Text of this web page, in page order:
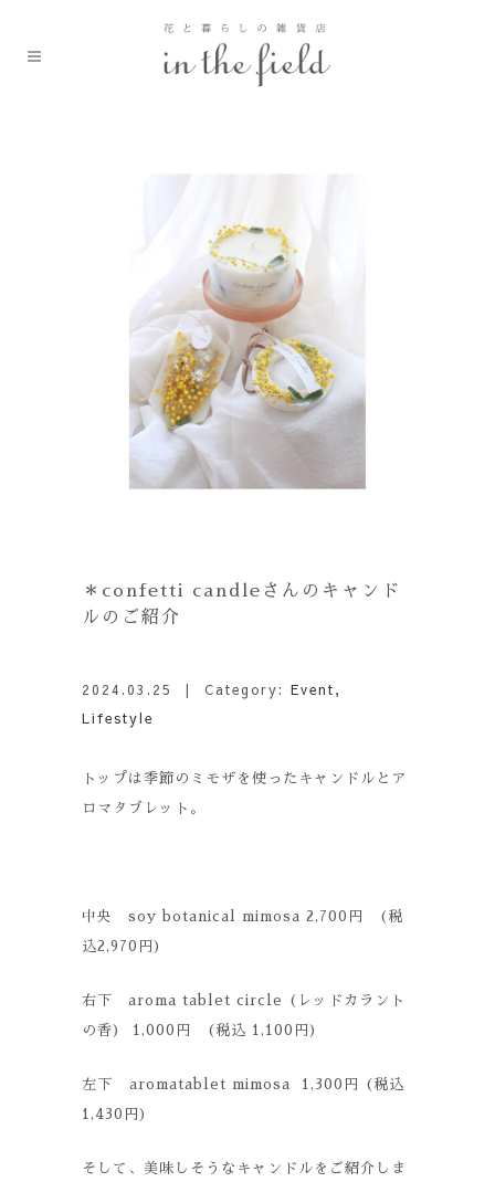
＊confetti candleさんのキャンド
ルのご紹介
2024.03.25 | Category: Event,
Lifestyle
トップは季節のミモザを使ったキャンドルとア
ロマタブレット。
中央 soy botanical mimosa 2,700円 (税
込2,970円)
右下 aroma tablet circle (レッドカラント
の香) 1,000円 (税込 1,100円)
左下 aromatablet mimosa 1,300円 (税込
1,430円)
そして、美味しそうなキャンドルをご紹介しま